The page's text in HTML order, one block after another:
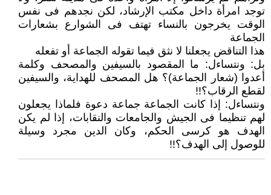
توجد امرأة داخل مكتب الإرشاد، لكن نجدهم فى نفس
‏الوقت يخرجون بالنساء تهتف فى الشوارع بشعارات
الجماعة
هذا التناقض يجعلنا لا نثق فيما تقوله الجماعة أو تفعله
بل‎:‎‏ ونتساءل: ما المقصود بالسيفين والمصحف وكلمة
أعدوا (شعار الجماعة)؟ هل المصحف ‏للهداية، والسيفين
لقطع الرقاب؟!!‏
ونتساءل: إذا كانت الجماعة جماعة دعوة فلماذا يجعلون
لهم تنظيما فى الجيش والجامعات ‏والنقابات، إذا لم يكن
الهدف هو كرسى الحكم، وكان الدين مجرد وسيلة
للوصول إلى الهدف؟‎!!‎